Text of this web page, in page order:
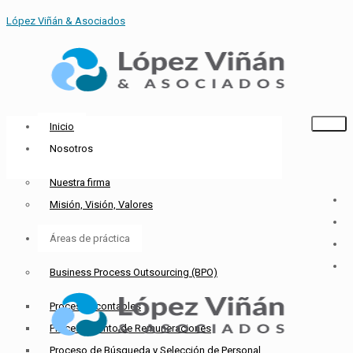
López Viñán & Asociados
Inicio
Nosotros
Nuestra firma
Misión, Visión, Valores
Áreas de práctica
Business Process Outsourcing (BPO)
Procesos contables
Procesamiento de Remuneraciones
Proceso de Búsqueda y Selección de Personal